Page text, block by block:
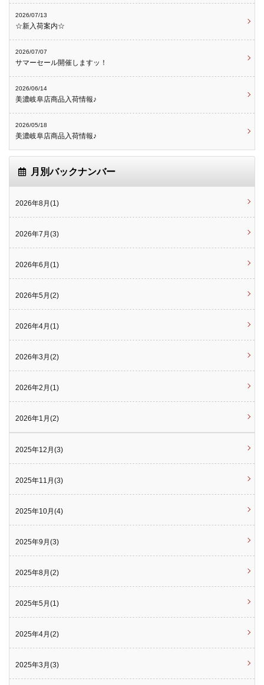
2026/07/13
☆新入荷案内☆
2026/07/07
サマーセール開催しますッ！
2026/06/14
美濃岐阜店商品入荷情報♪
2026/05/18
美濃岐阜店商品入荷情報♪
月別バックナンバー
2026年8月(1)
2026年7月(3)
2026年6月(1)
2026年5月(2)
2026年4月(1)
2026年3月(2)
2026年2月(1)
2026年1月(2)
2025年12月(3)
2025年11月(3)
2025年10月(4)
2025年9月(3)
2025年8月(2)
2025年5月(1)
2025年4月(2)
2025年3月(3)